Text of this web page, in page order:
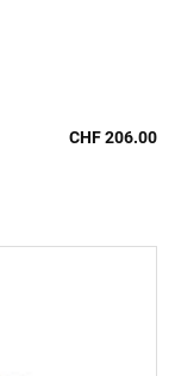
CHF 206.00